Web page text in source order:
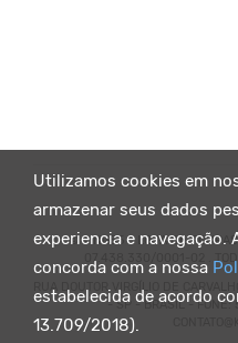
Utilizamos cookies em
armazenar seus dados
experiencia e navegação.
concorda com a nossa
estabelecida de acordo
13.709/2018).
© KING55 - LOJA DE ROUPAS
07.438.330/0001-02 .
RUA DOUTOR VIRGÍLIO DE
- SP - BRASIL -